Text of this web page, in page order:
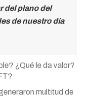
del plano del
de nuestro día
¿Qué le da valor?
multitud de